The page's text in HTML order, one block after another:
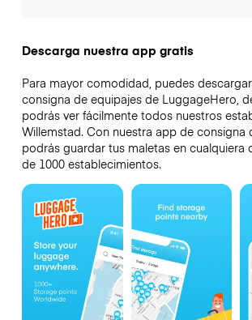
Descarga nuestra app gratis
Para mayor comodidad, puedes
consigna de equipajes de LuggageHero,
podrás ver fácilmente todos nuestros
Willemstad. Con nuestra app de consigna
podrás guardar tus maletas en cualquiera
de 1000 establecimientos.